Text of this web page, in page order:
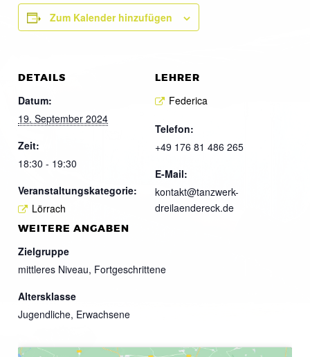
Zum Kalender hinzufügen
DETAILS
Datum:
19. September 2024
Zeit:
18:30 - 19:30
Veranstaltungskategorie:
Lörrach
LEHRER
Federica
Telefon:
+49 176 81 486 265
E-Mail:
kontakt@tanzwerk-
dreilaendereck.de
WEITERE ANGABEN
Zielgruppe
mittleres Niveau, Fortgeschrittene
Altersklasse
Jugendliche, Erwachsene